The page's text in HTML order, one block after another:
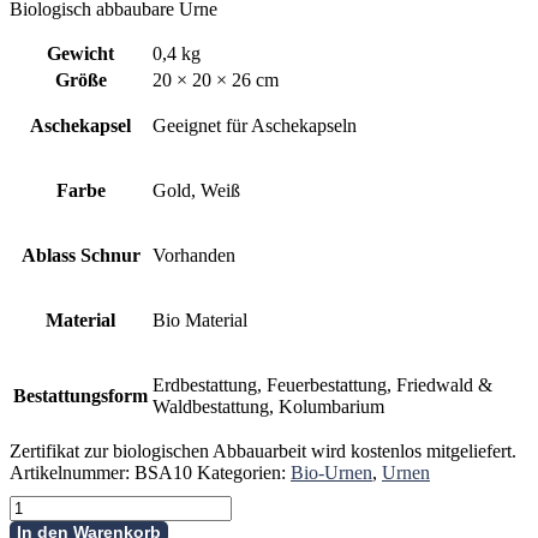
Biologisch abbaubare Urne
Gewicht
0,4 kg
Größe
20 × 20 × 26 cm
Aschekapsel Geeignet für Aschekapseln
Farbe Gold, Weiß
Ablass Schnur Vorhanden
Material Bio Material
Bestattungsform
Erdbestattung, Feuerbestattung, Friedwald &
Waldbestattung, Kolumbarium
Zertifikat zur biologischen Abbauarbeit wird kostenlos mitgeliefert.
Artikelnummer: BSA10 Kategorien: Bio-Urnen, Urnen
Bio-
Urne
In den Warenkorb